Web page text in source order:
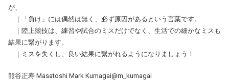
が、
｜「負け」には偶然は無く、必ず原因があるという言葉です。
｜陸上競技は、練習や試合のミスだけでなく、生活での細かなミスも
結果に繋がります。
｜ミスを失くし、良い結果に繋がれるようになりましょう！
熊谷正寿 Masatoshi Mark Kumagai@m_kumagai